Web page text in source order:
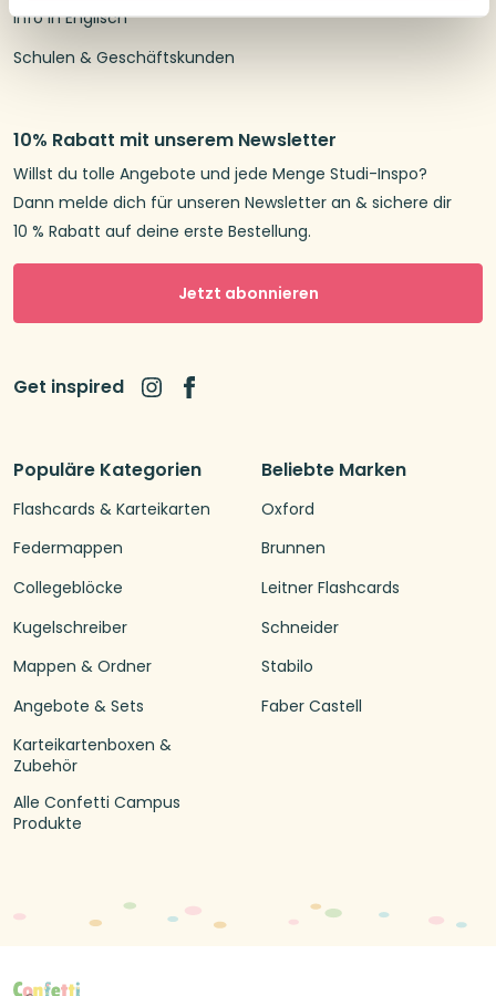
Populäre Kategorien
Flashcards & Karteikarten
Federmappen
Collegeblöcke
Kugelschreiber
Mappen & Ordner
Angebote & Sets
Karteikartenboxen &
Zubehör
Alle Confetti Campus
Produkte
Beliebte Marken
Oxford
Brunnen
Leitner Flashcards
Schneider
Stabilo
Faber Castell
Info in Englisch
Schulen & Geschäftskunden
10% Rabatt mit unserem Newsletter
Willst du tolle Angebote und jede Menge Studi-Inspo?
Dann melde dich für unseren Newsletter an & sichere dir
10 % Rabatt auf deine erste Bestellung.
Jetzt abonnieren
Get inspired